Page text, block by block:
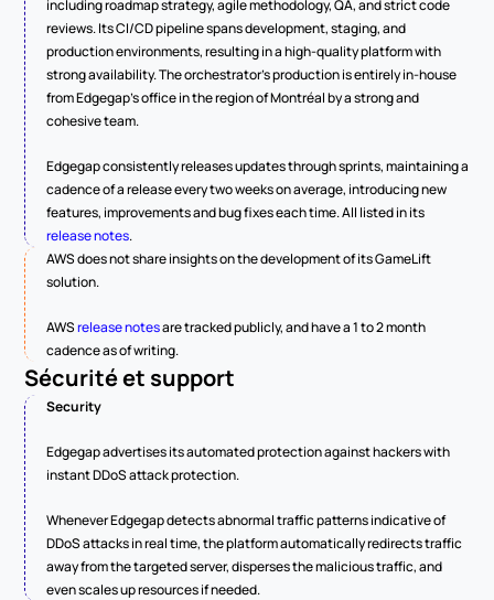
including roadmap strategy, agile methodology, QA, and strict code
reviews. Its CI/CD pipeline spans development, staging, and
production environments, resulting in a high-quality platform with
strong availability. The orchestrator's production is entirely in-house
from Edgegap's office in the region of Montréal by a strong and
cohesive team.
Edgegap consistently releases updates through sprints, maintaining a
cadence of a release every two weeks on average, introducing new
release notes.
AWS does not share insights on the development of its GameLift
solution.
AWS release notes are tracked publicly, and have a 1 to 2 month
cadence as of writing.
Sécurité et support
Security
Edgegap advertises its automated protection against hackers with
instant DDoS attack protection.
Whenever Edgegap detects abnormal traffic patterns indicative of
DDoS attacks in real time, the platform automatically redirects traffic
away from the targeted server, disperses the malicious traffic, and
even scales up resources if needed.